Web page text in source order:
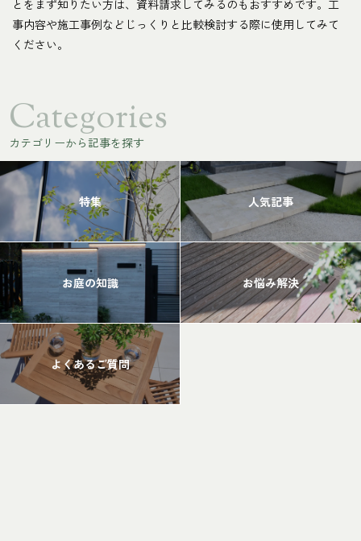
とをまず知りたい方は、資料請求してみるのもおすすめです。工
事内容や施工事例などじっくりと比較検討する際に使用してみて
ください。
Categories
カテゴリーから記事を探す
特集 人気記事
お庭の知識 お悩み解決
よくあるご質問